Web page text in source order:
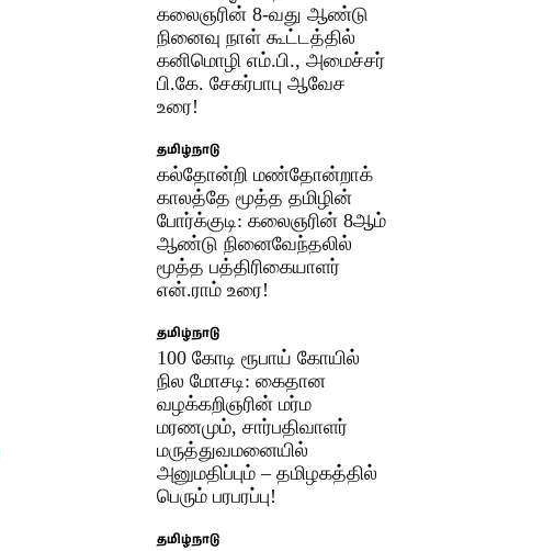
கலைஞரின் 8-வது ஆண்டு
நினைவு நாள் கூட்டத்தில்
கனிமொழி எம்.பி., அமைச்சர்
பி.கே. சேகர்பாபு ஆவேச
உரை!
தமிழ்நாடு
கல்தோன்றி மண்தோன்றாக்
காலத்தே மூத்த தமிழின்
போர்க்குடி: கலைஞரின் 8ஆம்
ஆண்டு நினைவேந்தலில்
மூத்த பத்திரிகையாளர்
என்.ராம் உரை!
தமிழ்நாடு
100 கோடி ரூபாய் கோயில்
நில மோசடி: கைதான
வழக்கறிஞரின் மர்ம
மரணமும், சார்பதிவாளர்
மருத்துவமனையில்
அனுமதிப்பும் – தமிழகத்தில்
பெரும் பரபரப்பு!
தமிழ்நாடு